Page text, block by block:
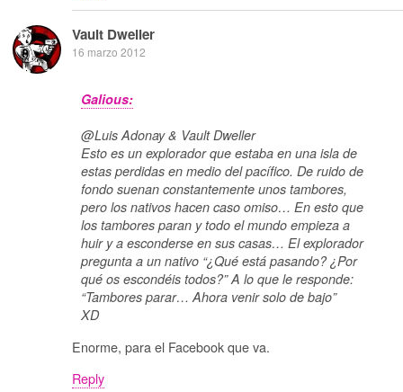
Vault Dweller
16 marzo 2012
Galious:
@Luis Adonay & Vault Dweller
Esto es un explorador que estaba en una isla de
estas perdidas en medio del pacífico. De ruido de
fondo suenan constantemente unos tambores,
pero los nativos hacen caso omiso… En esto que
los tambores paran y todo el mundo empieza a
huir y a esconderse en sus casas… El explorador
pregunta a un nativo “¿Qué está pasando? ¿Por
qué os escondéis todos?” A lo que le responde:
“Tambores parar… Ahora venir solo de bajo”
XD
Enorme, para el Facebook que va.
Reply